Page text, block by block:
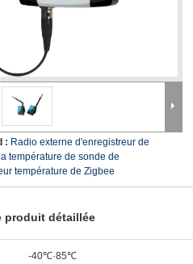
: Radio externe d'enregistreur de
température de sonde de
température de Zigbee
produit détaillée
-40℃·85℃